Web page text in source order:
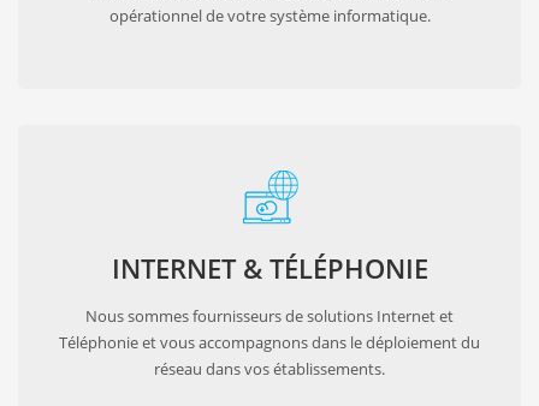
opérationnel de votre système informatique.
INTERNET & TÉLÉPHONIE
Nous sommes fournisseurs de solutions Internet et
Téléphonie et vous accompagnons dans le déploiement du
réseau dans vos établissements.